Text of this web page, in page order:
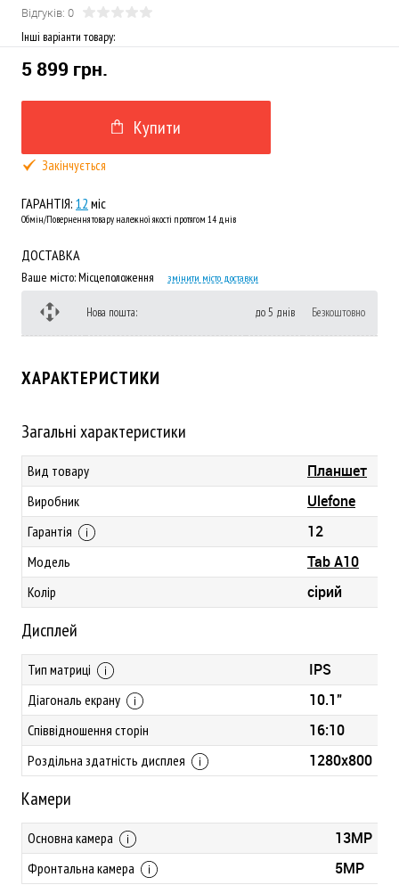
Відгуків: 0
Інші варіанти товару:
5 899 грн.
Купити
Закінчується
ГАРАНТІЯ: 12 міс
Обмін/Повернення товару належної якості протягом 14 днів
ДОСТАВКА
Ваше місто:Місцеположення змінити місто доставки
Нова пошта: до 5 днів Безкоштовно
ХАРАКТЕРИСТИКИ
Загальні характеристики
Вид товару Планшет
Виробник Ulefone
Гарантія 12
Модель Tab A10
Колір сірий
Дисплей
Тип матриці IPS
Діагональ екрану 10.1"
Співвідношення сторін 16:10
Роздільна здатність дисплея 1280х800
Камери
Основна камера 13MP
Фронтальна камера 5MP